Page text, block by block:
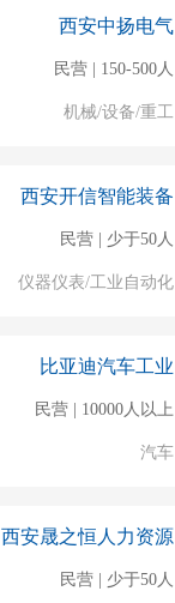
西安中扬电气
民营 | 150-500人
机械/设备/重工
西安开信智能装备
民营 | 少于50人
仪器仪表/工业自动化
比亚迪汽车工业
民营 | 10000人以上
汽车
西安晟之恒人力资源
民营 | 少于50人